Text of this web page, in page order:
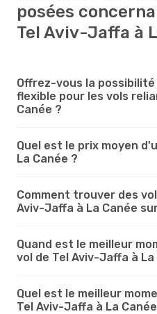
posées
Tel Aviv-Jaffa à
Offrez-vous la
flexible pour les vols
Canée ?
Quel est le prix moyen
La Canée ?
Comment trouver des
Aviv-Jaffa à La Canée
Quand est le meilleur
vol de Tel Aviv-Jaffa à La
Quel est le meilleur
Tel Aviv-Jaffa à La